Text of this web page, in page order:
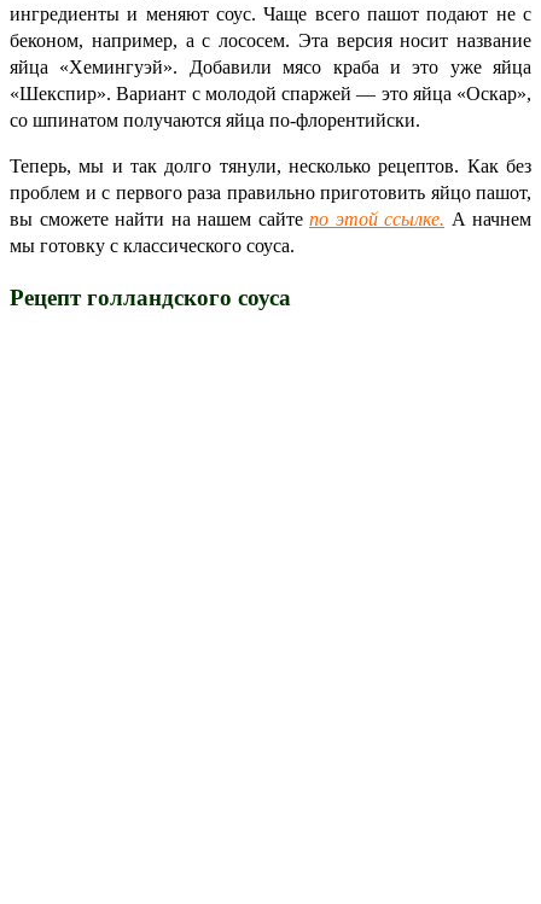
ингредиенты и меняют соус. Чаще всего пашот подают не с
беконом, например, а с лососем. Эта версия носит название
яйца «Хемингуэй». Добавили мясо краба и это уже яйца
«Шекспир». Вариант с молодой спаржей — это яйца «Оскар»,
со шпинатом получаются яйца по-флорентийски.
Теперь, мы и так долго тянули, несколько рецептов. Как без
проблем и с первого раза правильно приготовить яйцо пашот,
вы сможете найти на нашем сайте по этой ссылке. А начнем
мы готовку с классического соуса.
Рецепт голландского соуса